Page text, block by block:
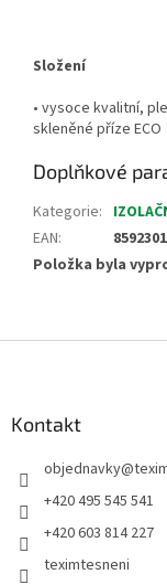
Složení
• vysoce kvalitní,
skleněné příze ECO
Doplňkové
Kategorie:
EAN:
Položka byla
Kontakt
objednavky@
+420 495 545 541
+420 603 814 227
teximtesneni